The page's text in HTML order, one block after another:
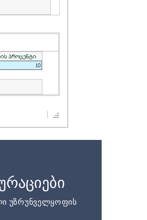
უზრუნველყოფის